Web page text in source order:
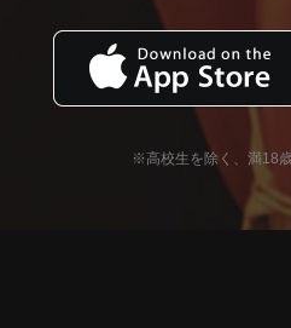
※高校生を除く、満18